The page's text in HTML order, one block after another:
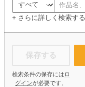
+ さらに詳しく検索する
保存する
検索条件の保存には ロ
グインが必要です。